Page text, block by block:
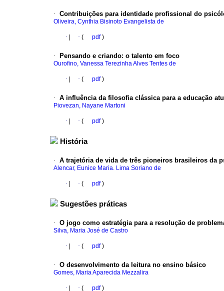
· Contribuições para identidade profissional do
Oliveira, Cynthia Bisinoto Evangelista de
· · ( pdf)
· Pensando e criando: o talento em foco
Ourofino, Vanessa Terezinha Alves Tentes de
· · ( pdf)
· A influência da filosofia clássica para a educação
Piovezan, Nayane Martoni
· · ( pdf)
História
· A trajetória de vida de três pioneiros brasileiros da
Alencar, Eunice Maria. Lima Soriano de
· · ( pdf)
Sugestões práticas
· O jogo como estratégia para a resolução de
Silva, Maria José de Castro
· · ( pdf)
· O desenvolvimento da leitura no ensino básico
Gomes, Maria Aparecida Mezzalira
· · ( pdf)